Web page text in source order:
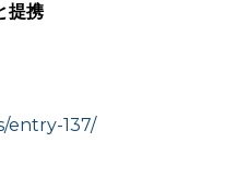
提携
entry-137/